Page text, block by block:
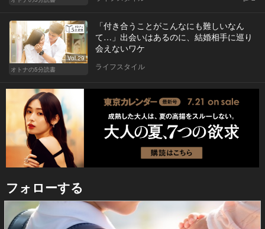
Vol.29
オトナの5分読書
「付き合うことがこんなにも難しいなん
て…」出会いはあるのに、結婚相手に巡り
会えないワケ
ライフスタイル
フォローする